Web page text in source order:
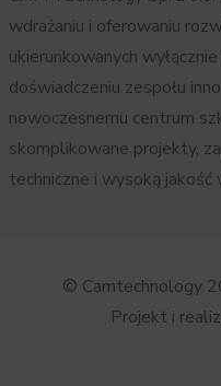
wdrażaniu i oferowaniu
ukierunkowanych
doświadczeniu zespołu
nowoczesnemu centrum
skomplikowane projekty,
techniczne i wysoką jakość
© Camtechnology
Projekt i